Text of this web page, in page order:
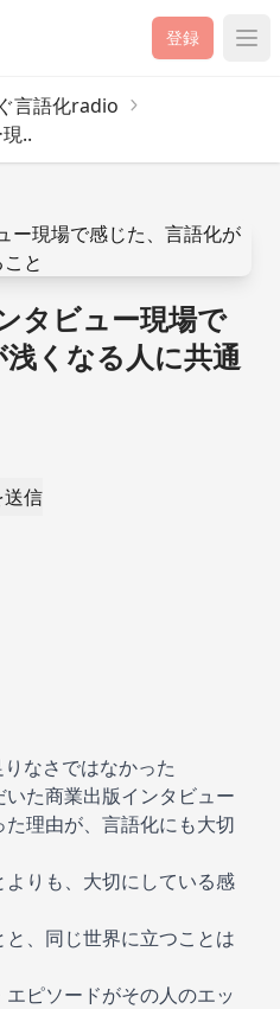
登録
言語化radio
..
タビュー現場で
くなる人に共通
送信
なさではなかった
た商業出版インタビュー
理由が、言語化にも大切
りも、大切にしている感
、同じ世界に立つことは
ピソードがその人のエッ